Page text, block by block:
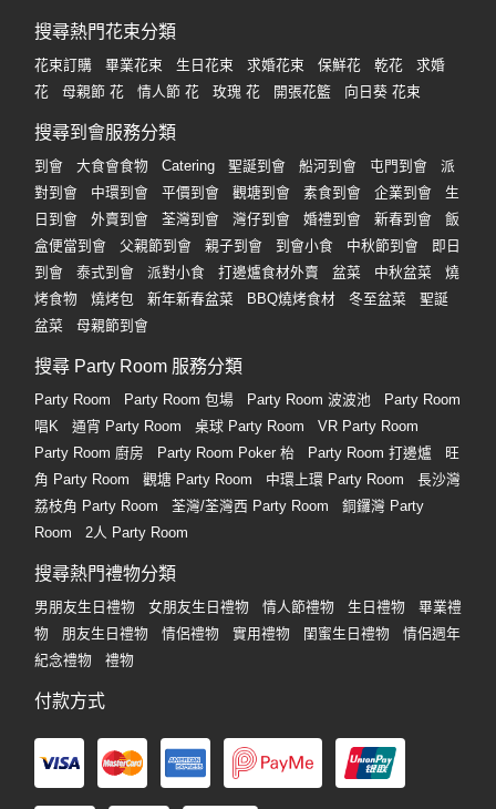
搜尋熱門花束分類
花束訂購 畢業花束 生日花束 求婚花束 保鮮花 乾花
求婚
花
母親節 花 情人節 花 玫瑰 花 開張花籃 向日葵 花束
搜尋到會服務分類
到會 大食會食物 Catering 聖誕到會 船河到會 屯門到會
派
對到會
中環到會 平價到會 觀塘到會 素食到會 企業到會
生
日到會
外賣到會 荃灣到會 灣仔到會 婚禮到會 新春到會
飯
盒便當到會
父親節到會 親子到會 到會小食 中秋節到會
即日
到會
泰式到會 派對小食 打邊爐食材外賣 盆菜 中秋盆菜
燒
烤食物
燒烤包 新年新春盆菜 BBQ燒烤食材 冬至盆菜
聖誕
盆菜
母親節到會
搜尋 Party Room 服務分類
Party Room Party Room 包場 Party Room 波波池
Party Room
唱K
通宵 Party Room 桌球 Party Room
VR Party Room
Party Room 廚房
Party Room Poker 枱 Party Room 打邊爐
旺
角 Party Room
觀塘 Party Room 中環上環 Party Room
長沙灣
荔枝角 Party Room
荃灣/荃灣西 Party Room
銅鑼灣 Party
Room
2人 Party Room
搜尋熱門禮物分類
男朋友生日禮物 女朋友生日禮物 情人節禮物 生日禮物
畢業禮
物
朋友生日禮物 情侶禮物 實用禮物 閨蜜生日禮物
情侶週年
紀念禮物
禮物
付款方式